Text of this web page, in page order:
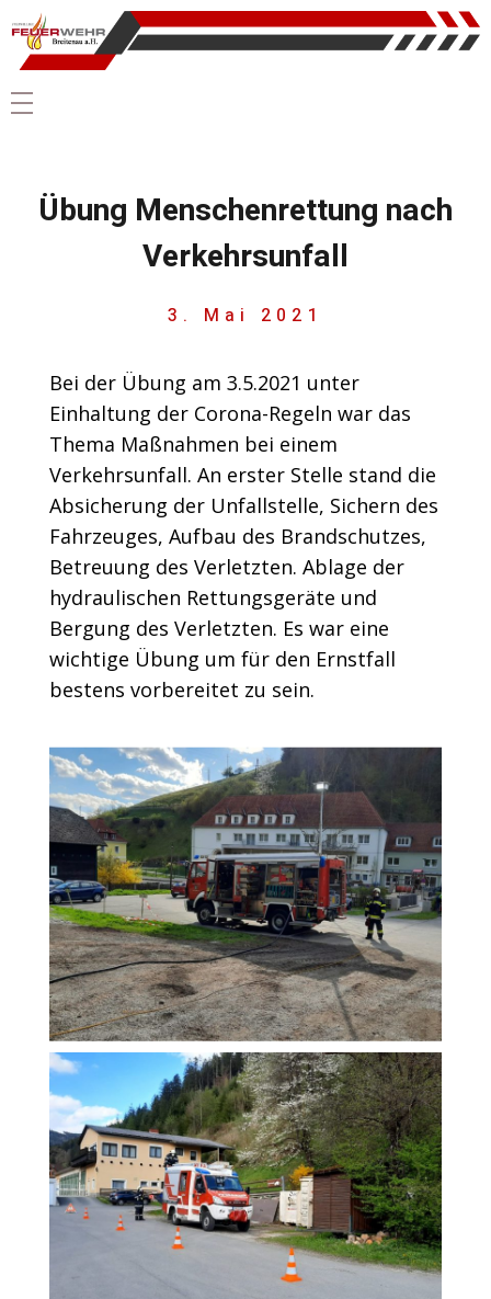
Übung Menschenrettung nach
Verkehrsunfall
3. Mai 2021
Bei der Übung am 3.5.2021 unter
Einhaltung der Corona-Regeln war das
Thema Maßnahmen bei einem
Verkehrsunfall. An erster Stelle stand die
Absicherung der Unfallstelle, Sichern des
Fahrzeuges, Aufbau des Brandschutzes,
Betreuung des Verletzten. Ablage der
hydraulischen Rettungsgeräte und
Bergung des Verletzten. Es war eine
wichtige Übung um für den Ernstfall
bestens vorbereitet zu sein.